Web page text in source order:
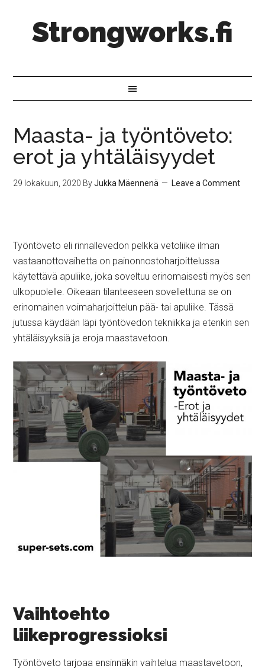
Strongworks.fi
Maasta- ja työntöveto:
erot ja yhtäläisyydet
29 lokakuun, 2020 ByJukka Mäennenä Leave a Comment
Työntöveto eli rinnallevedon pelkkä vetoliike ilman
vastaanottovaihetta on painonnostoharjoittelussa
käytettävä apuliike, joka soveltuu erinomaisesti myös sen
ulkopuolelle. Oikeaan tilanteeseen sovellettuna se on
erinomainen voimaharjoittelun pää- tai apuliike. Tässä
jutussa käydään läpi työntövedon tekniikka ja etenkin sen
yhtäläisyyksiä ja eroja maastavetoon.
Vaihtoehto
liikeprogressioksi
Työntöveto tarjoaa ensinnäkin vaihtelua maastavetoon,